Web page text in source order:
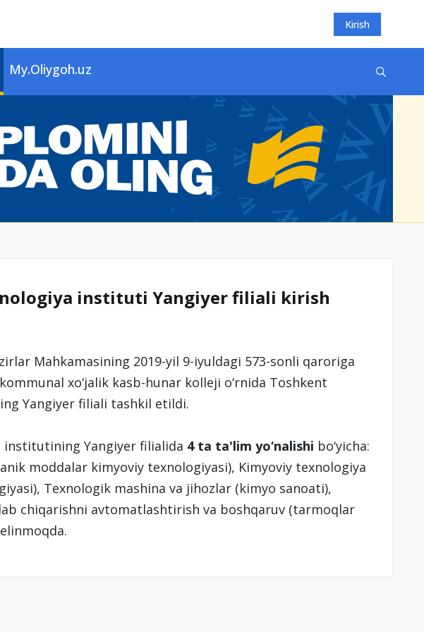
Kirish
My.Oliygoh.uz
instituti Yangiyer filiali kirish
Mahkamasining 2019-yil 9-iyuldagi 573-sonli qaroriga
xo‘jalik kasb-hunar kolleji o‘rnida Toshkent
Yangiyer filiali tashkil etildi.
Yangiyer filialida 4 ta ta'lim yo‘nalishi bo‘yicha:
moddalar kimyoviy texnologiyasi), Kimyoviy texnologiya
Texnologik mashina va jihozlar (kimyo sanoati),
chiqarishni avtomatlashtirish va boshqaruv (tarmoqlar